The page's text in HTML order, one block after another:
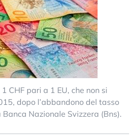
CHF pari a 1 EU, che non si
dopo l’abbandono del tasso
Nazionale Svizzera (Bns).